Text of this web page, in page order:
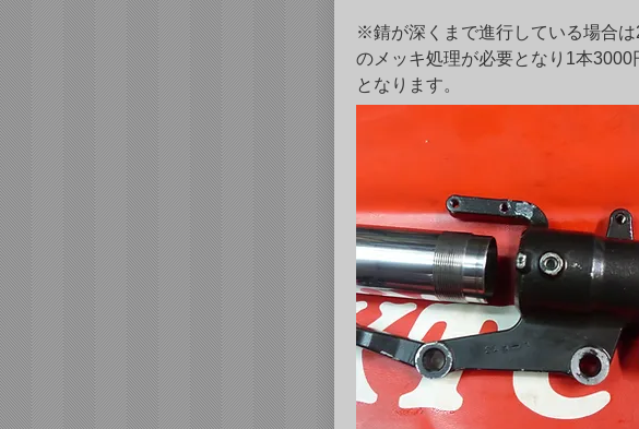
※錆が深くまで進行している場合は
のメッキ処理が必要となり1本3000
となります。